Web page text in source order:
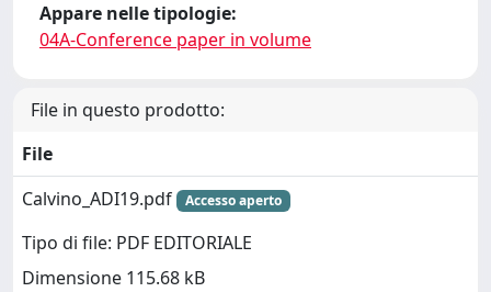
Appare nelle tipologie:
04A-Conference paper in volume
File in questo prodotto:
File
Calvino_ADI19.pdf
Accesso aperto
Tipo di file: PDF EDITORIALE
Dimensione 115.68 kB